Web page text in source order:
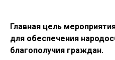
Главная цель
для обеспечения
благополучия граждан.